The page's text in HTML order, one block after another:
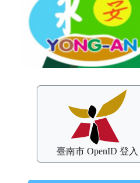
左邊區域內容
臺南市 OpenID 登入